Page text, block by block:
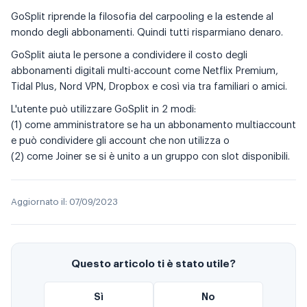
GoSplit riprende la filosofia del carpooling e la estende al
mondo degli abbonamenti. Quindi tutti risparmiano denaro.
GoSplit aiuta le persone a condividere il costo degli
abbonamenti digitali multi-account come Netflix Premium,
Tidal Plus, Nord VPN, Dropbox e così via tra familiari o amici.
L'utente può utilizzare GoSplit in 2 modi:
(1) come amministratore se ha un abbonamento multiaccount
e può condividere gli account che non utilizza o
(2) come Joiner se si è unito a un gruppo con slot disponibili.
Aggiornato il: 07/09/2023
Questo articolo ti è stato utile?
Sì No